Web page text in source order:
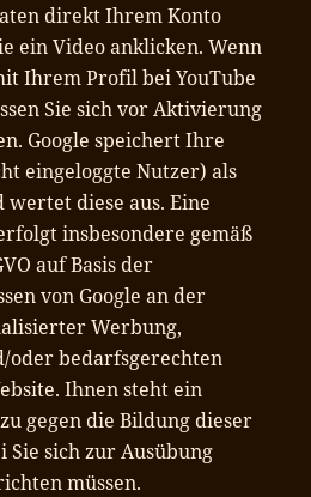
direkt Ihrem Konto
ein Video anklicken. Wenn
Ihrem Profil bei YouTube
Sie sich vor Aktivierung
Google speichert Ihre
eingeloggte Nutzer) als
diese aus. Eine
insbesondere gemäß
auf Basis der
von Google an der
Werbung,
bedarfsgerechten
Ihnen steht ein
gegen die Bildung dieser
sich zur Ausübung
müssen.